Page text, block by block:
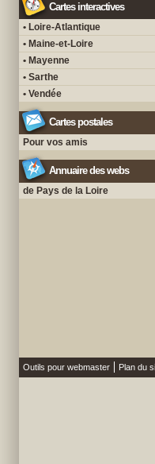
Cartes interactives
• Loire-Atlantique
• Maine-et-Loire
• Mayenne
• Sarthe
• Vendée
Cartes postales
Pour vos amis
Annuaire des webs
de Pays de la Loire
Outils pour webmaster Plan du